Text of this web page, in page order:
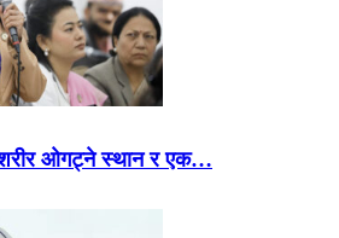
शरीर ओगट्ने स्थान र एक…